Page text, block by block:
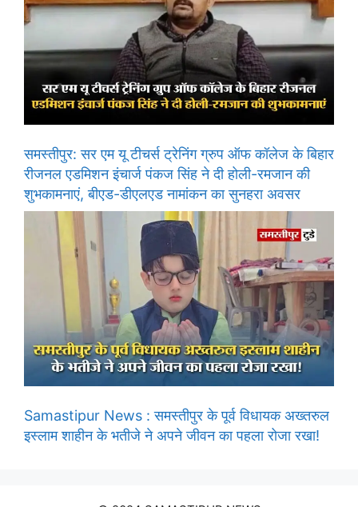
समस्तीपुर: सर एम यू टीचर्स ट्रेनिंग ग्रुप ऑफ कॉलेज के बिहार
रीजनल एडमिशन इंचार्ज पंकज सिंह ने दी होली-रमजान की
शुभकामनाएं, बीएड-डीएलएड नामांकन का सुनहरा अवसर
Samastipur News : समस्तीपुर के पूर्व विधायक अख्तरुल
इस्लाम शाहीन के भतीजे ने अपने जीवन का पहला रोजा रखा!